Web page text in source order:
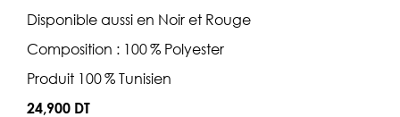
Disponible aussi en Noir et Rouge
Composition : 100 % Polyester
Produit 100 % Tunisien
24,900 DT